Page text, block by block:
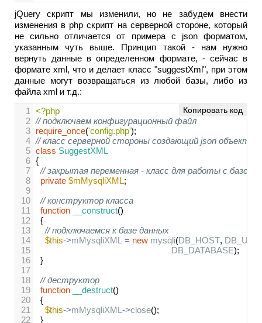
jQuery скрипт мы изменили, но не забудем внести
изменения в php скрипт на серверной стороне, который
не сильно отличается от примера с json форматом,
указанным чуть выше. Принцип такой - нам нужно
вернуть данные в определенном формате, - сейчас в
формате xml, что и делает класс "suggestXml", при этом
данные могут возвращаться из любой базы, либо из
файла xml и т.д.:
1
<?php
2 // подключаем конфигурационный файл
3 require_once('config.php');
4 // класс серверной стороны создающий json объект
5 class SuggestXML
6 {
7
// закрытая переменная - класс для работы с базой
8
private $mMysqliXML;
9
10
// конструктор класса
11
function __construct()
12
  {
13
// подключаемся к базе данных
14
$this->mMysqliXML = new mysqli(DB_HOST,
15
DB_DATABASE);
16
  }
17
18
// деструктор
19
function __destruct()
20
  {
21
$this->mMysqliXML ->close();
22
  }
Копировать код